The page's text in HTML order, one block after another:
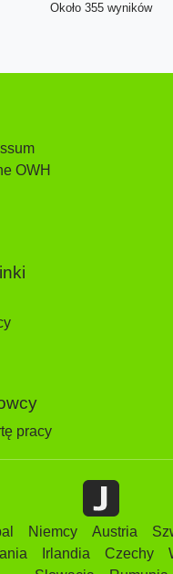
Około 355 wyników
OWH
pracy
Niemcy Austria
Irlandia Czechy